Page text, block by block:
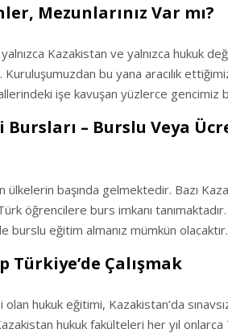
Mezunlarınız Var mı?
Kazakistan ve yalnızca hukuk
bu yana aracılık
işe kavuşan yüzlerce gencimiz
– Burslu Veya
başında gelmektedir. Bazı
öğrencilere burs imkanı
burslu eğitim almanız mümkün olacaktır.
Türkiye’de Çalışmak
hukuk eğitimi, Kazakistan’da
Kazakistan hukuk fakülteleri her yıl